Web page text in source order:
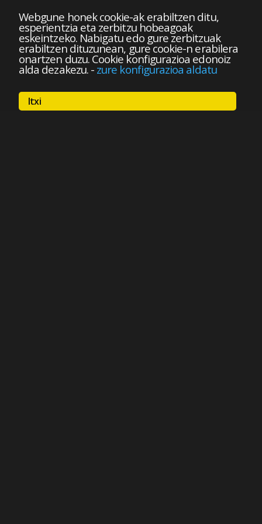
Webgune honek cookie-ak erabiltzen ditu,
esperientzia eta zerbitzu hobeagoak
eskeintzeko. Nabigatu edo gure zerbitzuak
erabiltzen dituzunean, gure cookie-n erabilera
onartzen duzu. Cookie konfigurazioa edonoiz
alda dezakezu.- zure konfigurazioa aldatu
Itxi